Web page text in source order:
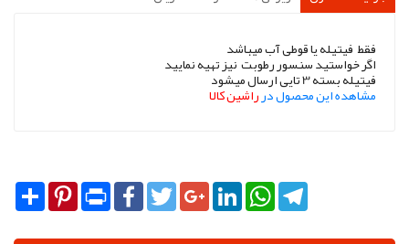
فقط فیتیله یا قوطی آب میباشد
اگر خواستید سنسور رطوبت نیز تهیه نمایید
فیتیله بسته 3 تایی ارسال میشود
مشاهده این محصول درراشین کالا
Share PinterestPrint FacebookTwitterGoogle+LinkedInWhatsApp